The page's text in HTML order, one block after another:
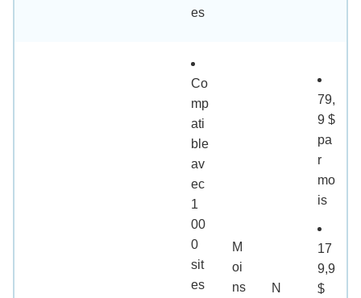
es
Co
mp
ati
ble
av
ec
1
00
0
sit
es
M
oi
ns
N
79,
9 $
pa
r
mo
is
17
9,9
$